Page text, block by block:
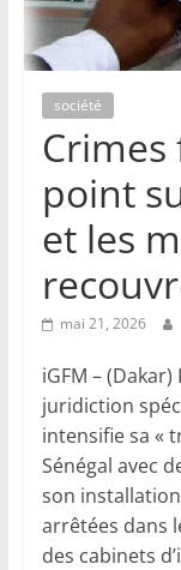
société
Crimes
point
et les
mai 21, 2026
iGFM –
juridiction
intensifie sa «
Sénégal avec
son
arrêtées dans
des cabinets